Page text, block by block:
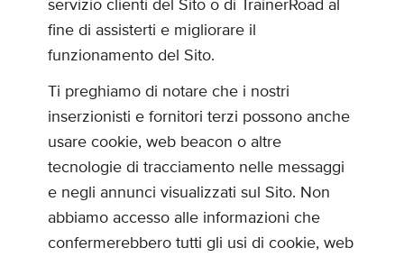
servizio clienti del Sito o di TrainerRoad al
fine di assisterti e migliorare il
funzionamento del Sito.
Ti preghiamo di notare che i nostri
inserzionisti e fornitori terzi possono anche
usare cookie, web beacon o altre
tecnologie di tracciamento nelle messaggi
e negli annunci visualizzati sul Sito. Non
abbiamo accesso alle informazioni che
confermerebbero tutti gli usi di cookie, web